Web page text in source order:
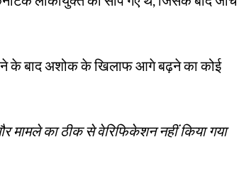
के बाद अशोक के खिलाफ आगे बढ़ने का कोई
मामले का ठीक से वेरिफिकेशन नहीं किया गया